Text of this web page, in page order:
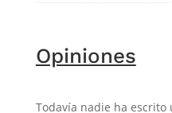
Opiniones
Todavía nadie ha